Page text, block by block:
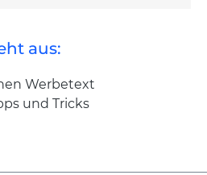
aus:
Werbetext
und Tricks